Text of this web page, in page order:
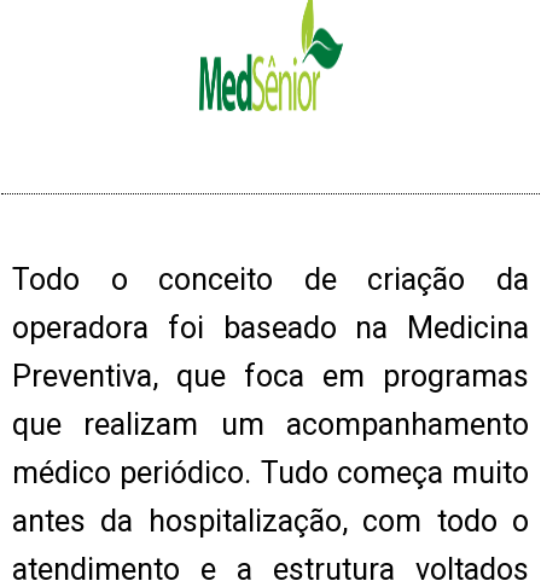
Todo o conceito de criação da
operadora foi baseado na Medicina
Preventiva, que foca em programas
que realizam um acompanhamento
médico periódico. Tudo começa muito
antes da hospitalização, com todo o
atendimento e a estrutura voltados